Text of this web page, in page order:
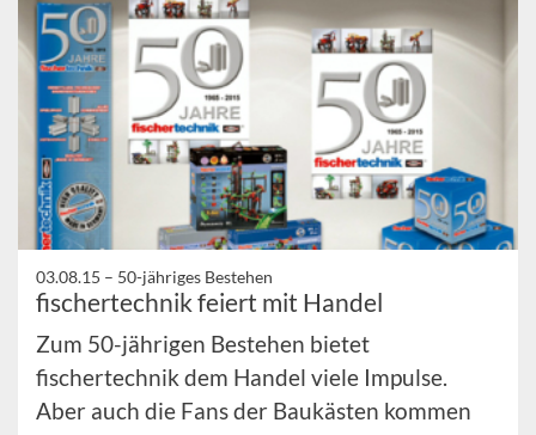
03.08.15 – 50-jähriges Bestehen
fischertechnik feiert mit Handel
Zum 50-jährigen Bestehen bietet
fischertechnik dem Handel viele Impulse.
Aber auch die Fans der Baukästen kommen